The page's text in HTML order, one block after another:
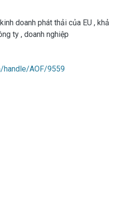
doanh phát thải của EU , khả
ty , doanh nghiệp
handle/AOF/9559